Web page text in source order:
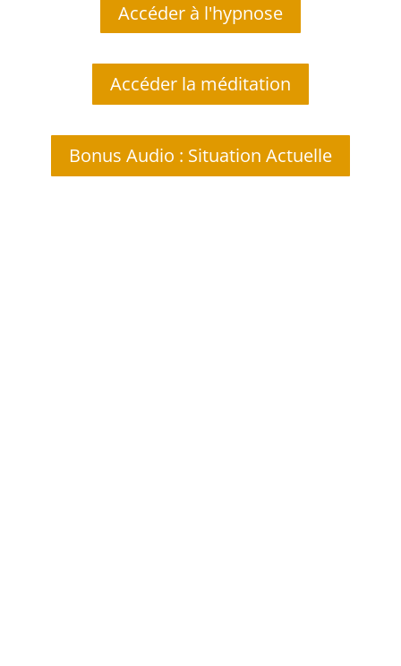
Accéder à l'hypnose
Accéder la méditation
Bonus Audio : Situation Actuelle